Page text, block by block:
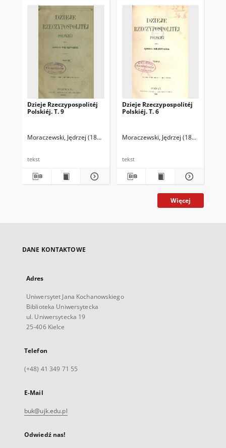
Dzieje Rzeczypospolitéj
Polskiéj. T. 9
Moraczewski, Jędrzej (1802-1855)
tekst
Dzieje Rzeczypospolitéj
Polskiéj. T. 6
Moraczewski, Jędrzej (1802-1855)
tekst
Więcej
DANE KONTAKTOWE
Adres
Uniwersytet Jana Kochanowskiego
Biblioteka Uniwersytecka
ul. Uniwersytecka 19
25-406 Kielce
Telefon
(+48) 41 349 71 55
E-Mail
buk@ujk.edu.pl
Odwiedź nas!